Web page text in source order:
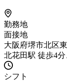
勤務地
面接地
大阪府堺市北区
北花田駅 徒歩4
シフト